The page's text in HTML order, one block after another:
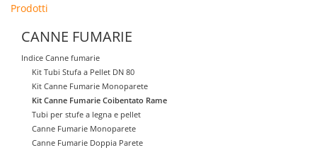
Prodotti
CANNE FUMARIE
Indice Canne fumarie
Kit Tubi Stufa a Pellet DN 80
Kit Canne Fumarie Monoparete
Kit Canne Fumarie Coibentato Rame
Tubi per stufe a legna e pellet
Canne Fumarie Monoparete
Canne Fumarie Doppia Parete